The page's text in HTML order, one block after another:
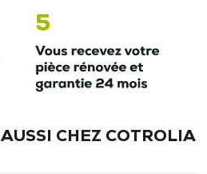
AUSSI CHEZ COTROLIA